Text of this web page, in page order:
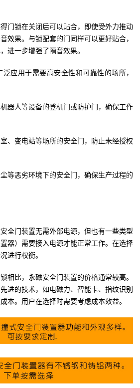
门锁在关闭后可以贴合，即使受外力推动
效果。与锁配套的门同样可以更好贴合，
进一步增强了隔音效果。
应用于需要高安全性和可靠性的场所，
器人等设备的登机门或防护门，确保工作
、变电站等场所的安全门，防止未经授权
等恶劣环境下的安全门，确保生产过程的
全门装置无需外部电源，但也有一些类型
置器）需要接入电源才能正常工作。在选择
进行权衡。
相比，永磁安全门装置的价格通常较高。
进的技术，如电磁力、智能卡、指纹识别
本。用户在选择时需要考虑成本效益。